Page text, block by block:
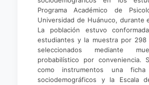
Programa Académico de
Universidad de Huánuco, durante
La población estuvo
estudiantes y la muestra por 298
seleccionados mediante
probabilístico por conveniencia.
como instrumentos una
sociodemográficos y la Escala